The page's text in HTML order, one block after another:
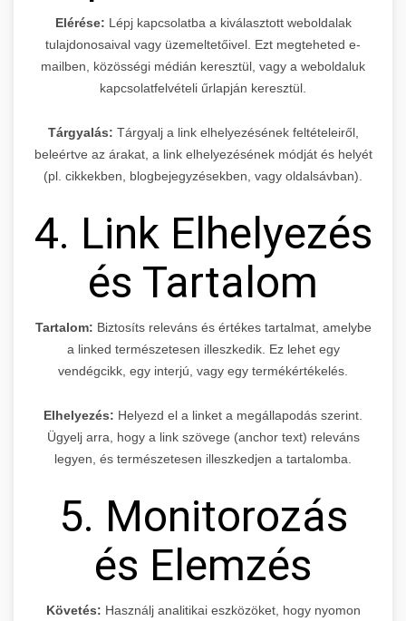
Elérése: Lépj kapcsolatba a kiválasztott weboldalak
tulajdonosaival vagy üzemeltetőivel. Ezt megteheted e-
mailben, közösségi médián keresztül, vagy a weboldaluk
kapcsolatfelvételi űrlapján keresztül.
Tárgyalás: Tárgyalj a link elhelyezésének feltételeiről,
beleértve az árakat, a link elhelyezésének módját és helyét
(pl. cikkekben, blogbejegyzésekben, vagy oldalsávban).
4. Link Elhelyezés
és Tartalom
Tartalom: Biztosíts releváns és értékes tartalmat, amelybe
a linked természetesen illeszkedik. Ez lehet egy
vendégcikk, egy interjú, vagy egy termékértékelés.
Elhelyezés: Helyezd el a linket a megállapodás szerint.
Ügyelj arra, hogy a link szövege (anchor text) releváns
legyen, és természetesen illeszkedjen a tartalomba.
5. Monitorozás
és Elemzés
Követés: Használj analitikai eszközöket, hogy nyomon